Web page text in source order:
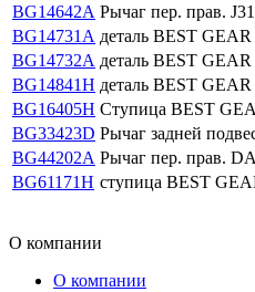
BG14642A Рычаг пер. прав.
BG14731A деталь BEST
BG14732A деталь BEST
BG14841H деталь BEST
BG16405H Ступица BEST
BG33423D Рычаг задней
BG44202A Рычаг пер. прав.
BG61171H ступица BEST
О компании
О компании